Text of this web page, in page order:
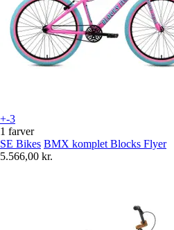
+-3
1 farver
SE Bikes BMX komplet Blocks Flyer
5.566,00 kr.